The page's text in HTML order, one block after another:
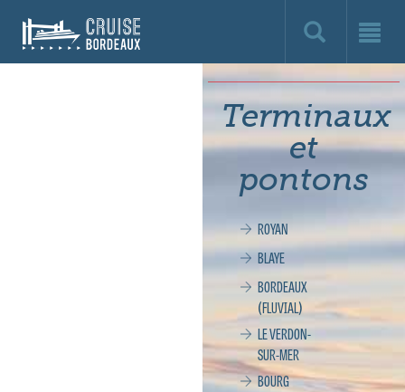
Cruise
Bordeaux,
Terminaux
et
pontons
ROYAN
BLAYE
BORDEAUX
(FLUVIAL)
LE VERDON-
SUR-MER
BOURG